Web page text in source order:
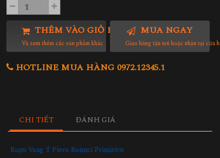
THÊM VÀO GIỎ HÀNG
Và xem thêm các sản phẩm khác
MUA NGAY
Giao hàng tận nơi hoặc nhận tại cửa
HOTLINE MUA HÀNG 0972.12345.1
CHI TIẾT ĐÁNH GIÁ
Rượu Vang Ý Piero Bonnci Primitivo